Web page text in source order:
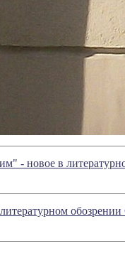
- новое в